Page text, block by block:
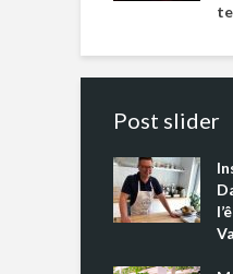
Post slider